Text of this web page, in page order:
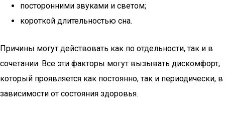
посторонними звуками и светом;
короткой длительностью сна.
Причины могут действовать как по отдельности, так и в
сочетании. Все эти факторы могут вызывать дискомфорт,
который проявляется как постоянно, так и периодически, в
зависимости от состояния здоровья.